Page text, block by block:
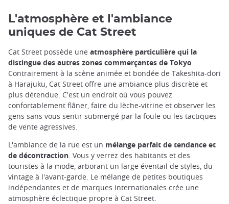
L'atmosphère et l'ambiance
uniques de Cat Street
Cat Street possède une atmosphère particulière qui la
distingue des autres zones commerçantes de Tokyo.
Contrairement à la scène animée et bondée de Takeshita-dori
à Harajuku, Cat Street offre une ambiance plus discrète et
plus détendue. C'est un endroit où vous pouvez
confortablement flâner, faire du lèche-vitrine et observer les
gens sans vous sentir submergé par la foule ou les tactiques
de vente agressives.
L'ambiance de la rue est un mélange parfait de tendance et
de décontraction. Vous y verrez des habitants et des
touristes à la mode, arborant un large éventail de styles, du
vintage à l'avant-garde. Le mélange de petites boutiques
indépendantes et de marques internationales crée une
atmosphère éclectique propre à Cat Street.